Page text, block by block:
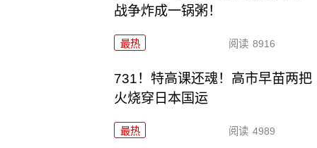
战争炸成一锅粥！
最热 阅读 8916
731！特高课还魂！高市早苗两把
火烧穿日本国运
最热 阅读 4989